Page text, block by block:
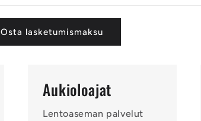
Osta lasketumismaksu
Aukioloajat
Lentoaseman palvelut